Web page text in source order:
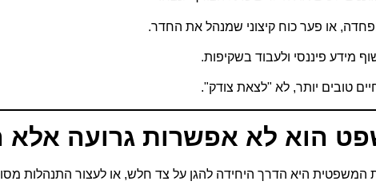
או פער כוח קיצוני שמנהל את החדר.
מידע פיננסי ולעבוד בשקיפות.
טובים יותר, לא "לצאת צודק".
הוא לא אפשרות גרועה אלא
היא הדרך היחידה להגן על צד חלש, או לעצור התנהלות